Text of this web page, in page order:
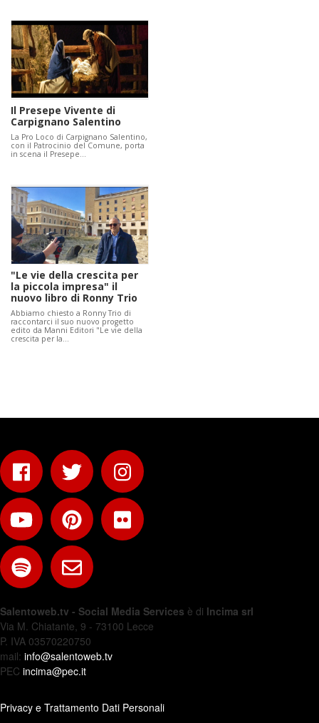
Il Presepe Vivente di
Carpignano Salentino
La Pro Loco di Carpignano Salentino,
con il Patrocinio del Comune, porta
in scena il Presepe…
"Le vie della crescita per
la piccola impresa" il
nuovo libro di Ronny Trio
Abbiamo chiesto a Ronny Trio di
raccontarci il suo nuovo progetto
edito da Manni Editori "Le vie della
crescita per la…
Salentoweb.tv - Social Media Services è di Incima srl
Via M. Chiatante, 9 - 73100 Lecce
P. IVA 03570220750
mail: info@salentoweb.tv
PEC incima@pec.it
Privacy e Trattamento Dati Personali